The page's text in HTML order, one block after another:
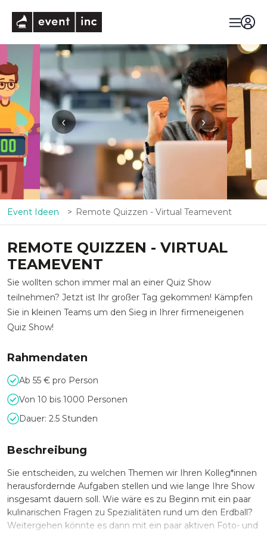
‹ ›
Event Ideen Remote Quizzen - Virtual Teamevent
REMOTE QUIZZEN - VIRTUAL
TEAMEVENT
Sie wollten schon immer mal an einer Quiz Show
teilnehmen? Jetzt ist Ihr großer Tag gekommen! Kämpfen
Sie in kleinen Teams um den Sieg in Ihrer firmeneigenen
Quiz Show!
Rahmendaten
Ab 55 € pro Person
Von 10 bis 1000 Personen
Dauer: 2.5 Stunden
Beschreibung
Sie entscheiden, zu welchen Themen wir Ihren Kolleg*innen
herausfordernde Aufgaben stellen und wie lange Ihre Show
insgesamt dauern soll. Wie wäre es zu Beginn mit ein paar
kulinarischen Fragen zu Spezialitäten rund um den Erdball?
Weitergehen könnte es dann mit ein paar aktiven Foto- und